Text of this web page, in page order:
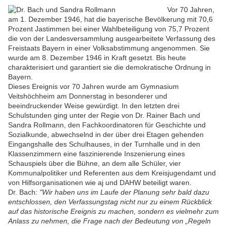
Vor 70 Jahren,
am 1. Dezember 1946, hat die bayerische Bevölkerung mit 70,6
Prozent Jastimmen bei einer Wahlbeteiligung von 75,7 Prozent
die von der Landesversammlung ausgearbeitete Verfassung des
Freistaats Bayern in einer Volksabstimmung angenommen. Sie
wurde am 8. Dezember 1946 in Kraft gesetzt. Bis heute
charakterisiert und garantiert sie die demokratische Ordnung in
Bayern.
Dieses Ereignis vor 70 Jahren wurde am Gymnasium
Veitshöchheim am Donnerstag in besonderer und
beeindruckender Weise gewürdigt. In den letzten drei
Schulstunden ging unter der Regie von Dr. Rainer Bach und
Sandra Rollmann, den Fachkoordinatoren für Geschichte und
Sozialkunde, abwechselnd in der über drei Etagen gehenden
Eingangshalle des Schulhauses, in der Turnhalle und in den
Klassenzimmern eine faszinierende Inszenierung eines
Schauspiels über die Bühne, an dem alle Schüler, vier
Kommunalpolitiker und Referenten aus dem Kreisjugendamt und
von Hilfsorganisationen wie aj und DAHW beteiligt waren.
Dr. Bach: "Wir haben uns im Laufe der Planung sehr bald dazu
entschlossen, den Verfassungstag nicht nur zu einem Rückblick
auf das historische Ereignis zu machen, sondern es vielmehr zum
Anlass zu nehmen, die Frage nach der Bedeutung von „Regeln